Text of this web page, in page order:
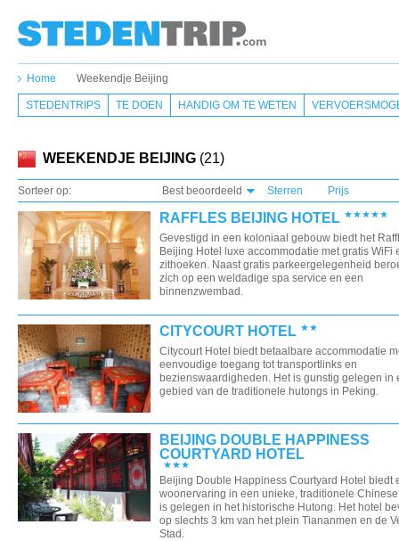
Home Weekendje Beijing
STEDENTRIPS TE DOEN HANDIG OM TE WETEN
WEEKENDJE BEIJING (21)
Sorteer op: Best beoordeeld Sterren Prijs
RAFFLES BEIJING HOTEL
Gevestigd in een koloniaal gebouw biedt het
Beijing Hotel luxe accommodatie met gratis WiFi
zithoeken. Naast gratis parkeergelegenheid
zich op een weldadige spa service en een
binnenzwembad.
CITYCOURT HOTEL
Citycourt Hotel biedt betaalbare accommodatie
eenvoudige toegang tot transportlinks en
bezienswaardigheden. Het is gunstig gelegen in
gebied van de traditionele hutongs in Peking.
BEIJING DOUBLE HAPPINESS
COURTYARD HOTEL
Beijing Double Happiness Courtyard Hotel biedt
woonervaring in een unieke, traditionele
is gelegen in het historische Hutong. Het hotel
op slechts 3 km van het plein Tiananmen en de
Stad.